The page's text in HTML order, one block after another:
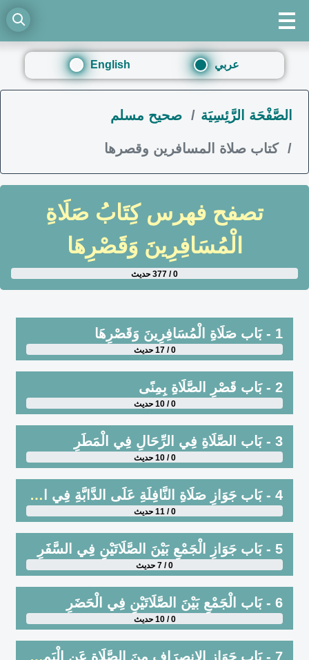
English عربي
الصَّفْحَة الرَّئِسِيَة صحيح مسلم
كتاب صلاة المسافرين وقصرها
تصفح فهرسكِتَابُ صَلَاةِ
الْمُسَافِرِينَ وَقَصْرِهَا
0 / 377 حديث
1 - بَاب صَلَاةِ الْمُسَافِرِينَ وَقَصْرِهَا
0 / 17 حديث
2 - بَاب قَصْرِ الصَّلَاةِ بِمِنًى
0 / 10 حديث
3 - بَاب الصَّلَاةِ فِي الرِّحَالِ فِي الْمَطَرِ
0 / 10 حديث
4 - بَاب جَوَازِ صَلَاةِ النَّافِلَةِ عَلَى الدَّابَّةِ فِي السَّفَرِ حَيْثُ تَوَجَّهَتْ
0 / 11 حديث
5 - بَاب جَوَازِ الْجَمْعِ بَيْنَ الصَّلَاتَيْنِ فِي السَّفَرِ
0 / 7 حديث
6 - بَاب الْجَمْعِ بَيْنَ الصَّلَاتَيْنِ فِي الْحَضَرِ
0 / 10 حديث
7 - بَاب جَوَازِ الِانصِرَافِ مِنَ الصَّلَاةِ عَنِ الْيَمِينِ وَالشِّمَالِ